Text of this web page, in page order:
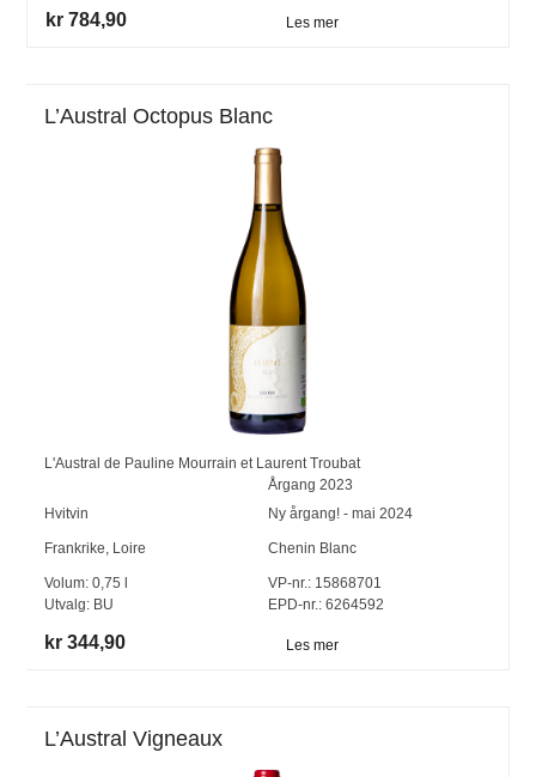
kr 784,90 Les mer
L’Austral Octopus Blanc
L'Austral de Pauline Mourrain et Laurent Troubat
Årgang 2023
Hvitvin
Ny årgang! - mai 2024
Frankrike, Loire Chenin Blanc
Volum:0,75
Utvalg: BU
VP-nr.:15868701
EPD-nr.: 6264592
kr 344,90 Les mer
L’Austral Vigneaux